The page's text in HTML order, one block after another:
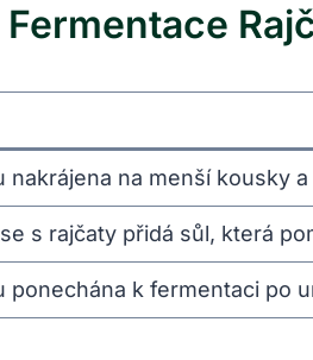
nakrájena na menší kousky
s rajčaty přidá sůl, která
ponechána k fermentaci po